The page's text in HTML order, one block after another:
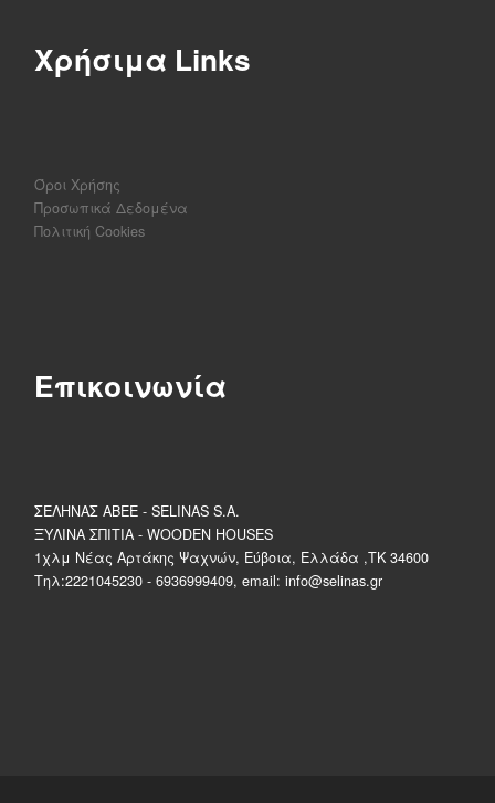
Χρήσιμα Links
Όροι Χρήσης
Προσωπικά Δεδομένα
Πολιτική Cookies
Επικοινωνία
ΣΕΛΗΝΑΣ ΑΒΕΕ - SELINAS S.A.
ΞΥΛΙΝΑ ΣΠΙΤΙΑ - WOODEN HOUSES
1χλμ Νέας Αρτάκης Ψαχνών, Εύβοια, Ελλάδα ,ΤΚ 34600
Τηλ:2221045230 - 6936999409, email: info@selinas.gr